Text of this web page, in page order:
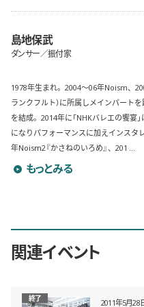
島地保武
ダンサー／振付家
1978年生まれ。2004〜06年Noism、
ランクフルト）に所属しメインパート
を結成。2014年に「NHKバレエの饗宴
になりパフォーマンスに加えインスタ
年Noism2『かさねのいろめ』、201 ...
島地保武のプロフィールを
もっとみる
関連イベント
2011年5月28日
終了